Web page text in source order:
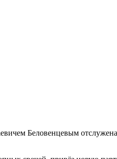
Беловенцевым